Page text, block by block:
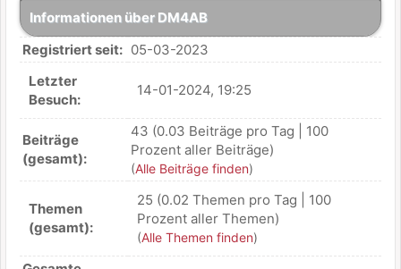
Informationen über DM4AB
Registriert seit: 05-03-2023
Letzter
Besuch:
14-01-2024, 19:25
Beiträge
(gesamt):
43 (0.03 Beiträge pro Tag | 100
Prozent aller Beiträge)
(Alle Beiträge finden)
Themen
(gesamt):
25 (0.02 Themen pro Tag | 100
Prozent aller Themen)
(Alle Themen finden)